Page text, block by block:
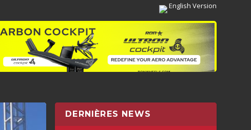
English Version
DERNIÈRES NEWS